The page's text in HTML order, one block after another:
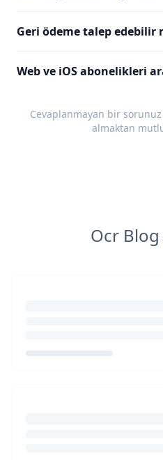
Geri ödeme talep edebilir
Web ve iOS abonelikleri
Cevaplanmayan bir
almaktan
Ocr